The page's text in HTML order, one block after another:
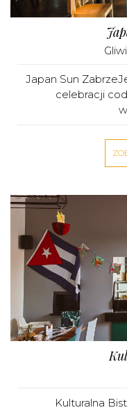
Japan Sun
celebracji
Kulturalna